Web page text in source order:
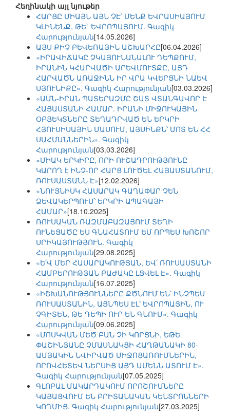
Հեղինակի այլ նյութեր
ՀԱՐՑԸ ՄԻԱՅՆ ԱՅՆ ՉԷ՝ ՄԵՆՔ ԵՎՐԱՍԻԱՅՈՒՄ
ԿԼԻՆԵՆՔ, ԹԵ` ԵՎՐՈՊԱՅՈՒՄ. Գագիկ
Հարությունյան[14.05.2026]
ԱՅՍ ՔԻՉ ԲԵՎԵՌԱՅԻՆ ԱՇԽԱՐՀԸ[06.04.2026]
«ԻՐԱՎԻՃԱԿԸ ՉԿԱՅՈՒՆԱՆԱԼՈՒ ԴԵՊՔՈՒՄ,
ԻՐԱՆԻՆ ԿՀԱՐՎԱԾԻ ԱՐԵՎՄՈՒՏՔԸ, ԱՅԴ
ՀԱՐՎԱԾՆ ԱՌԱՋԻՆՆ ԻՐ ՎՐԱ ԿՎԵՐՑՆԻ ՆԱԵՎ
ՍՅՈՒՆԻՔԸ». Գագիկ Հարությունյան[03.03.2026]
«ԱՄՆ-ԻՐԱՆ ՊԱՏԵՐԱԶՄԸ ՇԱՏ ՎՏԱՆԳԱՎՈՐ Է
ՀԱՅԱՍՏԱՆԻ ՀԱՄԱՐ. ԻՐԱՆԻ ՄԻՋՈՒԿԱՅԻՆ
ՕԲՅԵԿՏՆԵՐԸ ՏԵՂԱԴՐՎԱԾ ԵՆ ԵՐԿՐԻ
ՀՅՈՒՍԻՍԱՅԻՆ ՄԱՍՈՒՄ, ԱՅՍԻՆՔՆ՝ ՄՈՏ ԵՆ ՀՀ
ՍԱՀՄԱՆՆԵՐԻՆ». Գագիկ
Հարությունյան[03.03.2026]
«ՄԻԱԿ ԵՐԿԻՐԸ, ՈՐԻ ՈՒՇԱԴՐՈՒԹՅՈՒՆԸ
ԿԱՐՈՂ է ԻՆՉ-ՈՐ ՀԱՐՑ ԼՈՒԾԵԼ ՀԱՅԱՍՏԱՆՈՒՄ,
ՌՈՒՍԱՍՏԱՆՆ Է»[12.02.2026]
«ՆՈՒՅՆԻՍԿ ՀԱՍԱՐԱԿ ԳԱՂԱՓԱՐ ՉԵՆ
ՁԵՎԱԿԵՐՊՈՒՄ՝ ԵՐԿՐԻ ԱՊԱԳԱՅԻ
ՀԱՄԱՐ»[18.10.2025]
ՌՈՒՍԱԿԱՆ ՌԱԶՄԱԲԱԶԱՅՈՒՄ ՏԵՂԻ
ՈՒՆԵՑԱԾԸ ԵՍ ԳՆԱՀԱՏՈՒՄ ԵՄ ՈՐՊԵՍ ԽՈՇՈՐ
ՍՐԻԿԱՅՈՒԹՅՈՒՆ. Գագիկ
Հարությունյան[29.08.2025]
«Ե՛Վ ՄԵՐ ՀԱՍԱՐԱԿՈՒԹՅԱՆ, ԵՎ՛ ՌՈՒՍԱՍՏԱՆԻ
ՀԱՄԲԵՐՈՒԹՅԱՆ ԲԱԺԱԿԸ ԼՑՎԵԼ Է». Գագիկ
Հարությունյան[16.07.2025]
«ԻՇԽԱՆՈՒԹՅՈՒՆՆԵՐԸ ՔԾՆՈՒՄ ԵՆ՝ ԻՆՉՊԵՍ
ՌՈՒՍԱՍՏԱՆԻՆ, ԱՅՆՊԵՍ ԷԼ՝ ԵՎՐՈՊԱՅԻՆ, ՈՒ
ՉԳԻՏԵՆ, ԹԵ ԴԵՊԻ ՈՒՐ ԵՆ ԳՆՈՒՄ». Գագիկ
Հարությունյան[09.06.2025]
«ՄՈՍԿՎԱՆ ՄԵԾ ԲԱՆ ՉԻ ԿՈՐՑՆԻ, ԵԹԵ
ՓԱՇԻՆՅԱՆԸ ՉՄԱՍՆԱԿՑԻ ՀԱՂԹԱՆԱԿԻ 80-
ԱՄՅԱԿԻՆ ՆՎԻՐՎԱԾ ՄԻՋՈՑԱՌՈՒՄՆԵՐԻՆ,
ՈՐՈՎՀԵՏԵՎ ՆԵՐՍԻՑ ԱՅԴ ԱՄԵՆՆ ԱՏՈՒՄ Է».
Գագիկ Հարությունյան[07.05.2025]
ԳԼՈԲԱԼ ՄԱԿԱՐԴԱԿՈՒՄ ՈՐՈՇՈՒՄՆԵՐԸ
ԿԱՅԱՑՎՈՒՄ ԵՆ ԲՐԻՏԱՆԱԿԱՆ ԿԵՆՏՐՈՆՆԵՐԻ
ԿՈՂՄԻՑ. Գագիկ Հարությունյան[27.03.2025]